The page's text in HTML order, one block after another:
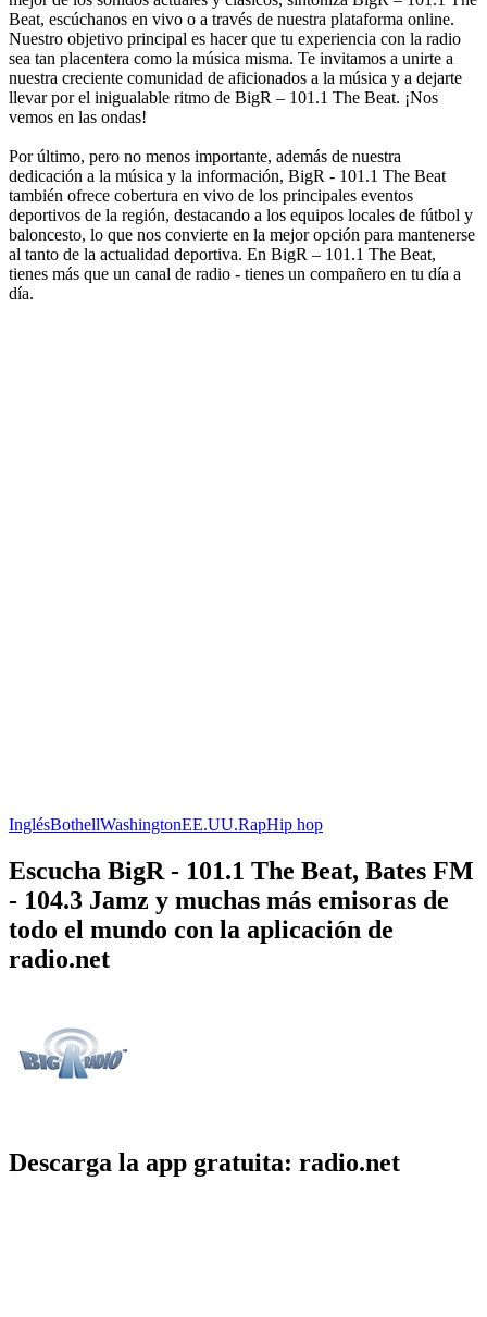
Beat, escúchanos en vivo o a través de nuestra plataforma online.
Nuestro objetivo principal es hacer que tu experiencia con la radio
sea tan placentera como la música misma. Te invitamos a unirte a
nuestra creciente comunidad de aficionados a la música y a dejarte
llevar por el inigualable ritmo de BigR – 101.1 The Beat. ¡Nos
vemos en las ondas!
Por último, pero no menos importante, además de nuestra
dedicación a la música y la información, BigR - 101.1 The Beat
también ofrece cobertura en vivo de los principales eventos
deportivos de la región, destacando a los equipos locales de fútbol y
baloncesto, lo que nos convierte en la mejor opción para mantenerse
al tanto de la actualidad deportiva. En BigR – 101.1 The Beat,
tienes más que un canal de radio - tienes un compañero en tu día a
día.
InglésBothellWashingtonEE.UU.RapHip hop
Escucha BigR - 101.1 The Beat, Bates FM
- 104.3 Jamz y muchas más emisoras de
todo el mundo con la aplicación de
radio.net
Descarga la app gratuita: radio.net